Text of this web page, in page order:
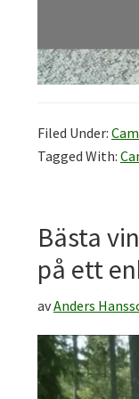
Filed Under:
Tagged With:
Bästa
på ett
avAnders